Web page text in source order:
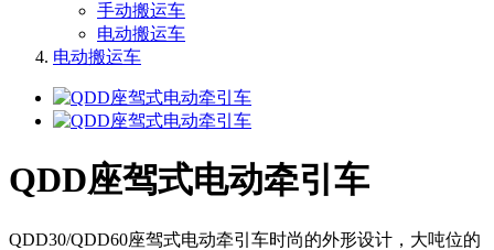
手动搬运车
电动搬运车
电动搬运车
QDD座驾式电动牵引车
QDD30/QDD60座驾式电动牵引车时尚的外形设计，大吨位的